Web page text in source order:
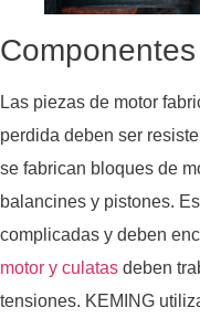
Las piezas de motor
perdida deben ser
se fabrican bloques de
balancines y pistones.
complicadas y deben
motor y culatas deben
tensiones. KEMING